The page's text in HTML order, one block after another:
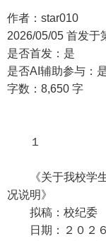
作者：star010
2026/05/05 首发于
是否首发：是
是否AI辅助参与：
字数：8,650 字
１
《关于我校学生
况说明》
拟稿：校纪委
日期：２０２６